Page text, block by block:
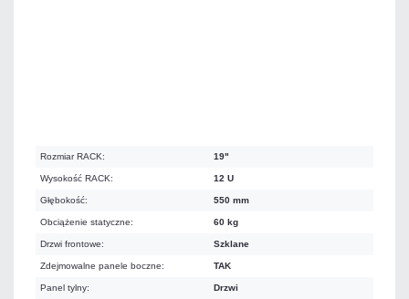
Rozmiar RACK: 19"
Wysokość RACK: 12 U
Głębokość: 550 mm
Obciążenie statyczne: 60 kg
Drzwi frontowe: Szklane
Zdejmowalne panele boczne: TAK
Panel tylny: Drzwi